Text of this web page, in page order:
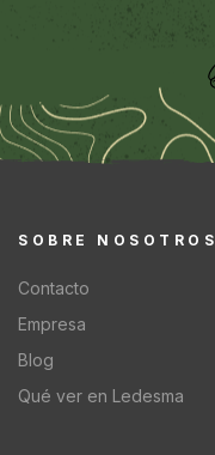
SOBRE NOSOTROS
Contacto
Empresa
Blog
Qué ver en Ledesma